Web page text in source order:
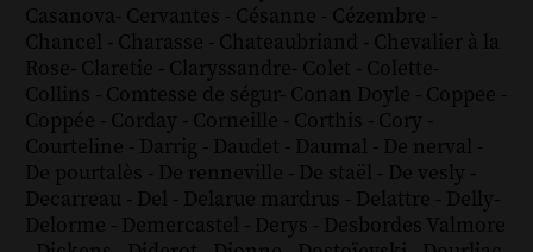
Casanova- Cervantes - Césanne - Cézembre -
Chancel - Charasse - Chateaubriand - Chevalier à la
Rose- Claretie - Claryssandre- Colet - Colette-
Collins - Comtesse de ségur- Conan Doyle - Coppee -
Coppée - Corday - Corneille - Corthis - Cory -
Courteline - Darrig - Daudet - Daumal - De nerval -
De pourtalès - De renneville - De staël - De vesly -
Decarreau - Del - Delarue mardrus - Delattre - Delly-
Delorme - Demercastel - Derys - Desbordes Valmore